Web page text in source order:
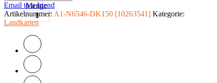
Menge
Email to a friend
Artikelnummer: A1-N6546-DK150 [10263541] Kategorie:
Landkarten